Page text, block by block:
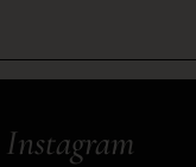
Instagram